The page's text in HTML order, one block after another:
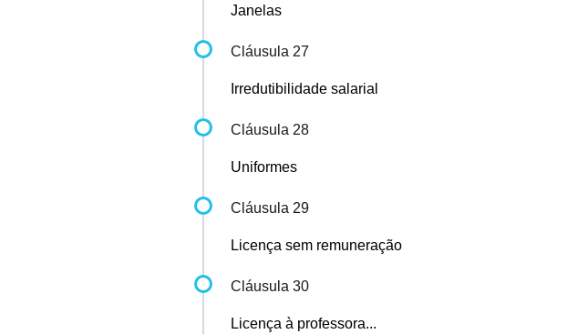
Janelas
Cláusula 27
Irredutibilidade salarial
Cláusula 28
Uniformes
Cláusula 29
Licença sem remuneração
Cláusula 30
Licença à professora...